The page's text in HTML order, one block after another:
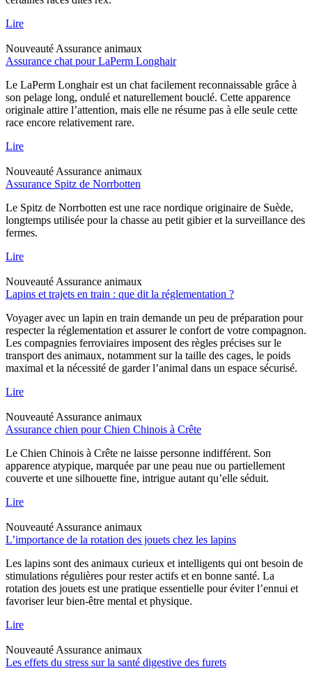
Lire
Nouveauté Assurance animaux
Assurance chat pour LaPerm Longhair
Le LaPerm Longhair est un chat facilement reconnaissable grâce à
son pelage long, ondulé et naturellement bouclé. Cette apparence
originale attire l’attention, mais elle ne résume pas à elle seule cette
race encore relativement rare.
Lire
Nouveauté Assurance animaux
Assurance Spitz de Norrbotten
Le Spitz de Norrbotten est une race nordique originaire de Suède,
longtemps utilisée pour la chasse au petit gibier et la surveillance des
fermes.
Lire
Nouveauté Assurance animaux
Lapins et trajets en train : que dit la réglementation ?
Voyager avec un lapin en train demande un peu de préparation pour
respecter la réglementation et assurer le confort de votre compagnon.
Les compagnies ferroviaires imposent des règles précises sur le
transport des animaux, notamment sur la taille des cages, le poids
maximal et la nécessité de garder l’animal dans un espace sécurisé.
Lire
Nouveauté Assurance animaux
Assurance chien pour Chien Chinois à Crête
Le Chien Chinois à Crête ne laisse personne indifférent. Son
apparence atypique, marquée par une peau nue ou partiellement
couverte et une silhouette fine, intrigue autant qu’elle séduit.
Lire
Nouveauté Assurance animaux
L’importance de la rotation des jouets chez les lapins
Les lapins sont des animaux curieux et intelligents qui ont besoin de
stimulations régulières pour rester actifs et en bonne santé. La
rotation des jouets est une pratique essentielle pour éviter l’ennui et
favoriser leur bien-être mental et physique.
Lire
Nouveauté Assurance animaux
Les effets du stress sur la santé digestive des furets